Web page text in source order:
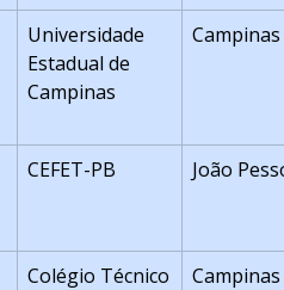
Universidade
Estadual de
Campinas
Campinas
CEFET-PB João
Colégio Técnico
Campinas